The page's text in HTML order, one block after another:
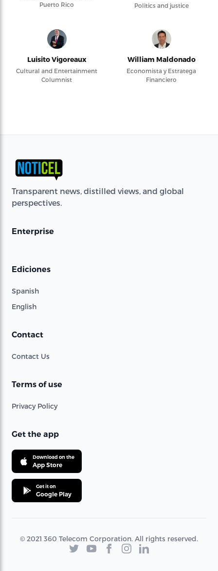
Puerto Rico
Politics and justice
Luisito Vigoreaux
Cultural and Entertainment
Columnist
William Maldonado
Economista y Estratega
Financiero
Transparent news, distilled views, and global
perspectives.
Enterprise
Ediciones
Spanish
English
Contact
Contact Us
Terms of use
Privacy Policy
Get the app
Download on the
App Store
Get it on
Google Play
© 2021 360 Telecom Corporation. All rights reserved.